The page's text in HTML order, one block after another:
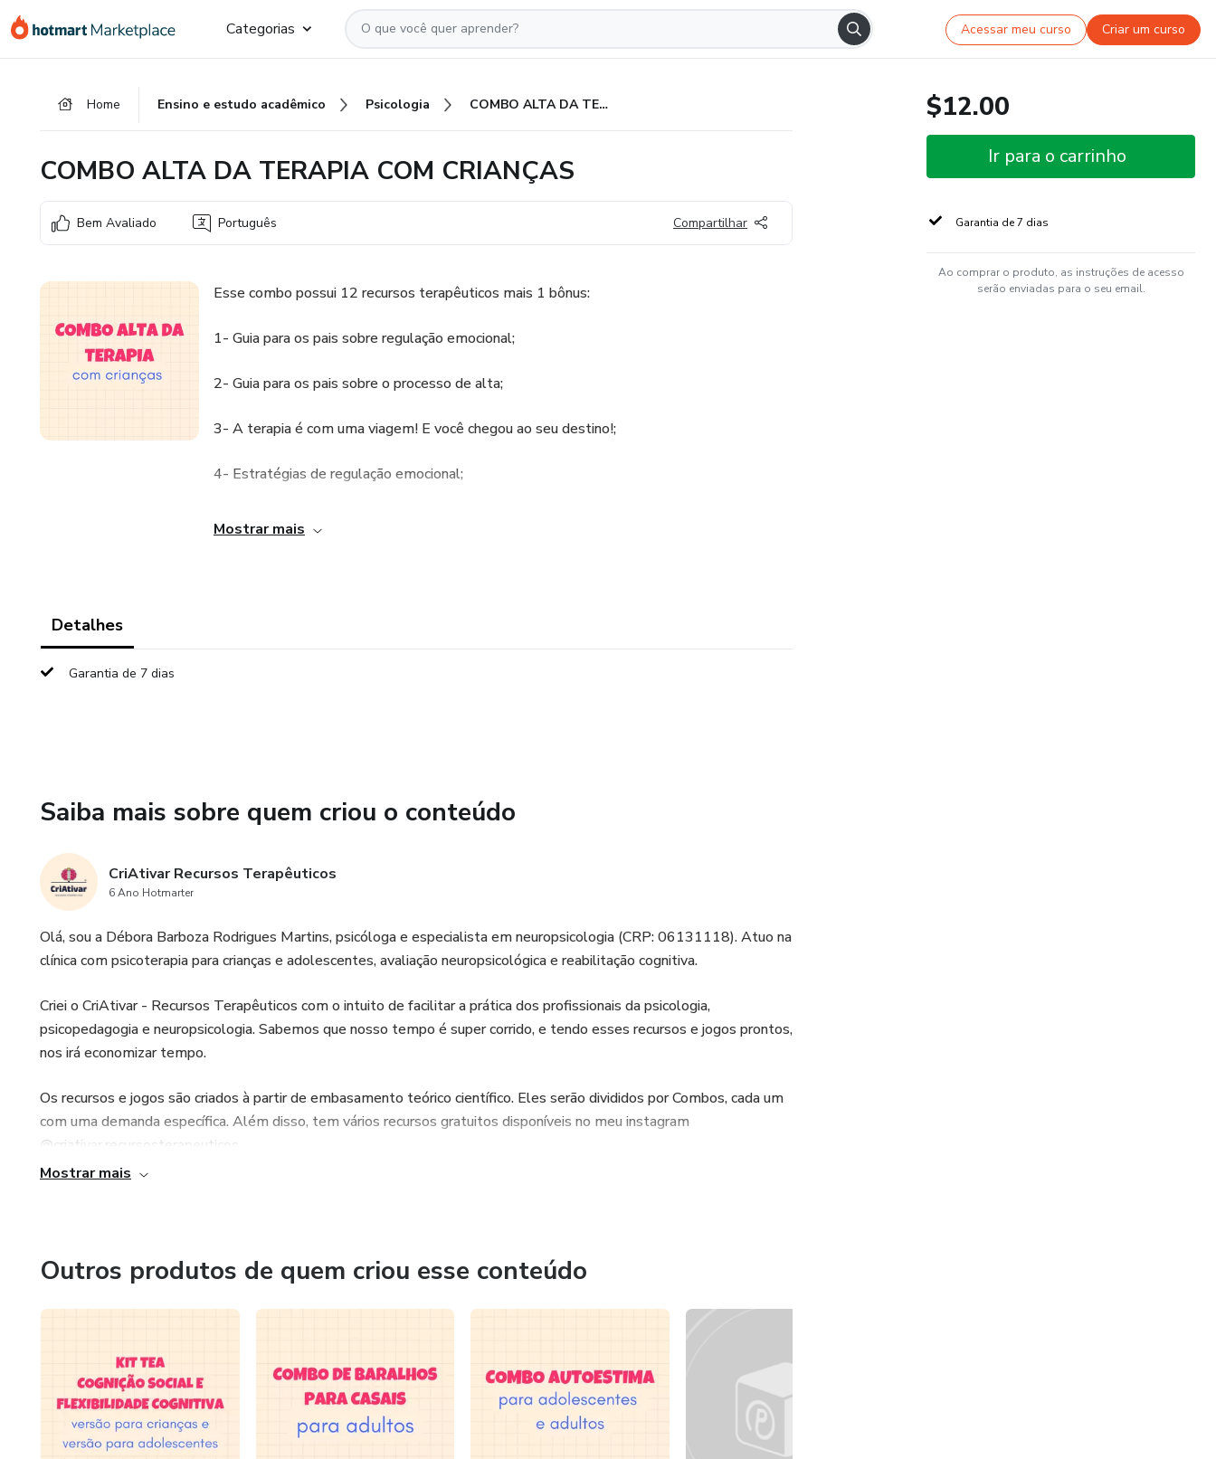
para
para
para
Categorias Acessar meu curso Criar um curso
Home Ensino e estudo acadêmico Psicologia COMBO ALTA DA TERAPIA COM CRIANÇAS
COMBO ALTA DA TERAPIA COM CRIANÇAS
Bem Avaliado Português Compartilhar
Esse combo possui 12 recursos terapêuticos mais 1 bônus:
1- Guia para os pais sobre regulação emocional;
2- Guia para os pais sobre o processo de alta;
3- A terapia é com uma viagem! E você chegou ao seu destino!;
4- Estratégias de regulação emocional;
5- Estratégias de relaxamento;
8- Diário de bordo;
11- Jogo: Fim da terapia;
Todos os recursos vem com a descrição dos objetivos e forma de aplicação.
Este Produto é destinado exclusivamente a profissionais da área da saúde, mais
especificamente psicólogos. O exercício de atividades regidas pelos conselhos
profissionais de saúde sem a devida habilitação constitui uma atividade ilegal.
Mostrar mais
Detalhes
Garantia de 7 dias
Saiba mais sobre quem criou o conteúdo
CriAtivar Recursos Terapêuticos
6 Ano Hotmarter
Olá, sou a Débora Barboza Rodrigues Martins, psicóloga e especialista em neuropsicologia (CRP: 06131118). Atuo na
clínica com psicoterapia para crianças e adolescentes, avaliação neuropsicológica e reabilitação cognitiva.
Criei o CriAtivar - Recursos Terapêuticos com o intuito de facilitar a prática dos profissionais da psicologia,
psicopedagogia e neuropsicologia. Sabemos que nosso tempo é super corrido, e tendo esses recursos e jogos prontos,
nos irá economizar tempo.
Os recursos e jogos são criados à partir de embasamento teórico científico. Eles serão divididos por Combos, cada um
com uma demanda específica. Além disso, tem vários recursos gratuitos disponíveis no meu instagram
@criativar.recursosterapeuticos.
Mostrar mais
Outros produtos de quem criou esse conteúdo
$12.00
Ir para o carrinho
Garantia de 7 dias
Ao comprar o produto, as instruções de acesso
serão enviadas para o seu email.